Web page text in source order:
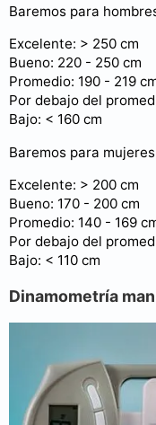
Baremos para
Excelente: > 250 cm
Bueno: 220 - 250 cm
Promedio: 190 - 219
Por debajo del
Bajo: < 160 cm
Baremos para
Excelente: > 200 cm
Bueno: 170 - 200 cm
Promedio: 140 - 169
Por debajo del
Bajo: < 110 cm
Dinamometría